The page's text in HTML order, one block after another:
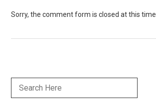
Sorry, the comment form is closed at this time.